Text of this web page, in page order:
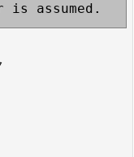
assumed.